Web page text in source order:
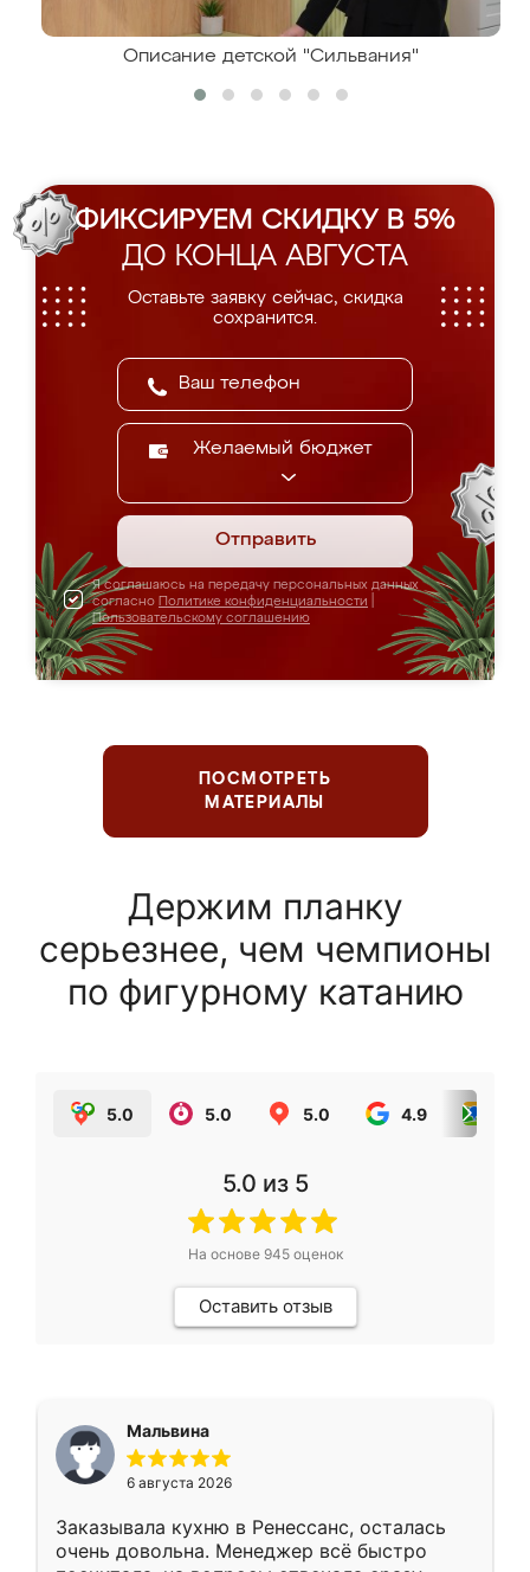
Описание детской "Сильвания"
ФИКСИРУЕМ СКИДКУ В 5%
ДО КОНЦА АВГУСТА
Оставьте заявку сейчас, скидка
сохранится.
Желаемый бюджет
Отправить
Я соглашаюсь на передачу персональных данных
согласно Политике конфиденциальности
Пользовательскому соглашению
ПОСМОТРЕТЬ
МАТЕРИАЛЫ
Держим планку
серьезнее, чем чемпионы
по фигурному катанию
5.0 5.0 5.0 4.9
5.0 из 5
На основе 945оценок
Оставить отзыв
Мальвина
6 августа 2026
Заказывала кухню в Ренессанс, осталась
очень довольна. Менеджер всё быстро